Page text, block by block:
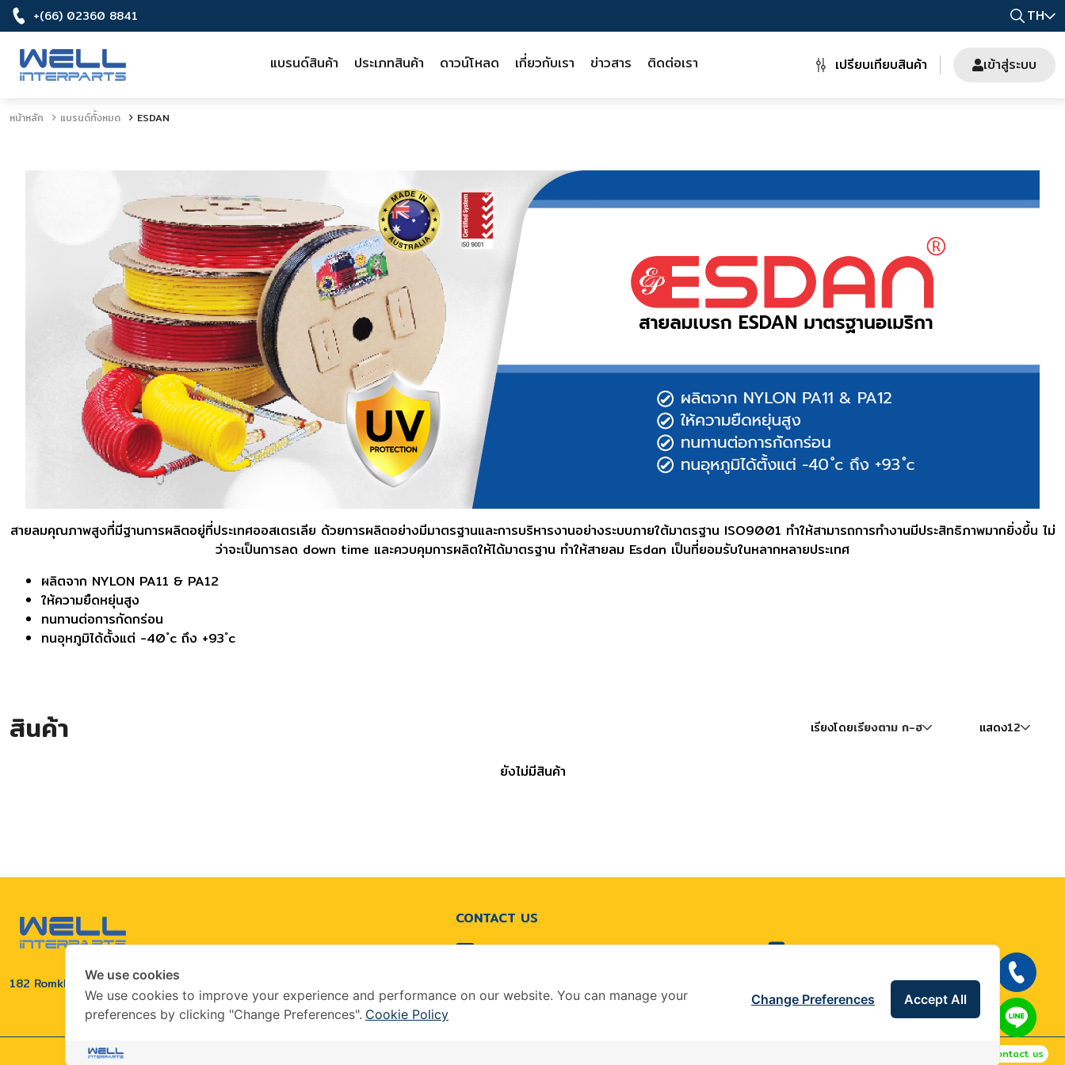
+(66) 02360 8841 TH
แบรนด์สินค้า ประเภทสินค้า ดาวน์โหลด เกี่ยวกับเรา ข่าวสาร ติดต่อเรา เปรียบเทียบสินค้า เข้าสู่ระบบ
หน้าหลัก แบรนด์ทั้งหมด ESDAN
สายลมคุณภาพสูงที่มีฐานการผลิตอยู่ที่ประเทศออสเตรเลีย ด้วยการผลิตอย่างมีมาตรฐานและการบริหารงานอย่างระบบภายใต้มาตรฐาน ISO9001 ทำให้สามารถการทำงานมีประสิทธิภาพมากยิ่งขึ้น ไม่
ว่าจะเป็นการลด down time และควบคุมการผลิตให้ได้มาตรฐาน ทำให้สายลม Esdan เป็นที่ยอมรับในหลากหลายประเทศ
ผลิตจาก NYLON PA11 & PA12
ให้ความยืดหยุ่นสูง
ทนทานต่อการกัดกร่อน
ทนอุหภูมิได้ตั้งแต่ -40 ํc ถึง +93 ํc
สินค้า เรียงโดยเรียงตาม ก-ฮ แสดง12
ยังไม่มีสินค้า
182 Romklao rd. klong sam pravet, ladkrabang, Bangkok Thailand 10520
CONTACT US
info@wellinterparts.com
wellinterparts
Contact us
We use cookies
We use cookies to improve your experience and performance on our website. You can manage your
preferences by clicking "Change Preferences". Cookie Policy
Accept All
Change Preferences